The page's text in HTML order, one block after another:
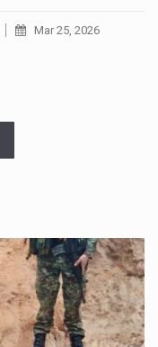
Mar 25, 2026